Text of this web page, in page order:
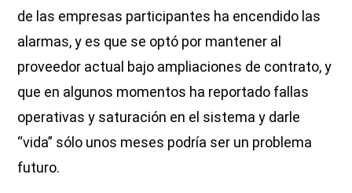
de las empresas participantes ha encendido las
alarmas, y es que se optó por mantener al
proveedor actual bajo ampliaciones de contrato, y
que en algunos momentos ha reportado fallas
operativas y saturación en el sistema y darle
“vida” sólo unos meses podría ser un problema
futuro.